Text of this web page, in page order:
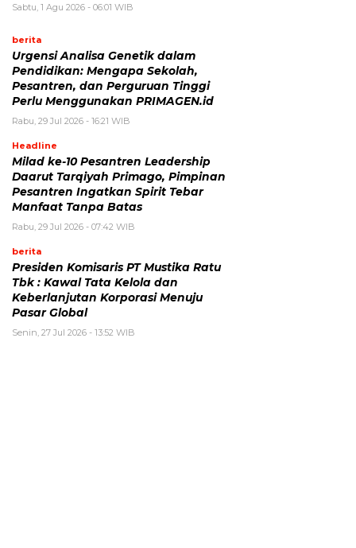
Sabtu, 1 Agu 2026 - 06:01 WIB
berita
Urgensi Analisa Genetik dalam
Pendidikan: Mengapa Sekolah,
Pesantren, dan Perguruan Tinggi
Perlu Menggunakan PRIMAGEN.id
Rabu, 29 Jul 2026 - 16:21 WIB
Headline
Milad ke-10 Pesantren Leadership
Daarut Tarqiyah Primago, Pimpinan
Pesantren Ingatkan Spirit Tebar
Manfaat Tanpa Batas
Rabu, 29 Jul 2026 - 07:42 WIB
berita
Presiden Komisaris PT Mustika Ratu
Tbk : Kawal Tata Kelola dan
Keberlanjutan Korporasi Menuju
Pasar Global
Senin, 27 Jul 2026 - 13:52 WIB